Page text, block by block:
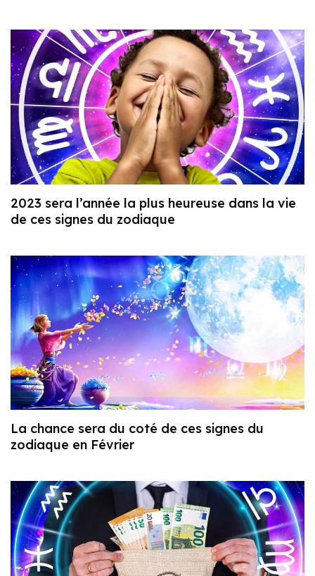
2023 sera l’année la plus heureuse dans la vie
de ces signes du zodiaque
La chance sera du coté de ces signes du
zodiaque en Février